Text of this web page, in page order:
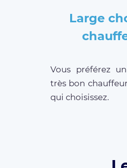
Large
Vous préférez
très bon
qui choisissez.